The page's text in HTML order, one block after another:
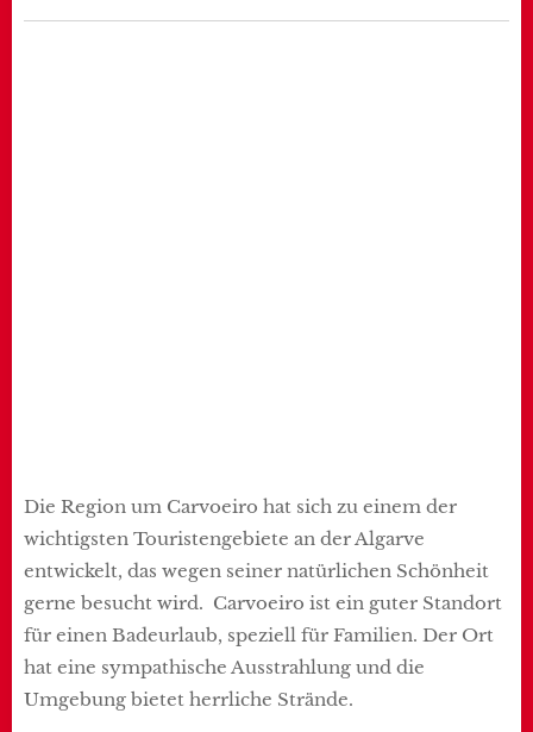
Die Region um Carvoeiro hat sich zu einem der
wichtigsten Touristengebiete an der Algarve
entwickelt, das wegen seiner natürlichen Schönheit
gerne besucht wird. Carvoeiro ist ein guter Standort
für einen Badeurlaub, speziell für Familien. Der Ort
hat eine sympathische Ausstrahlung und die
Umgebung bietet herrliche Strände.